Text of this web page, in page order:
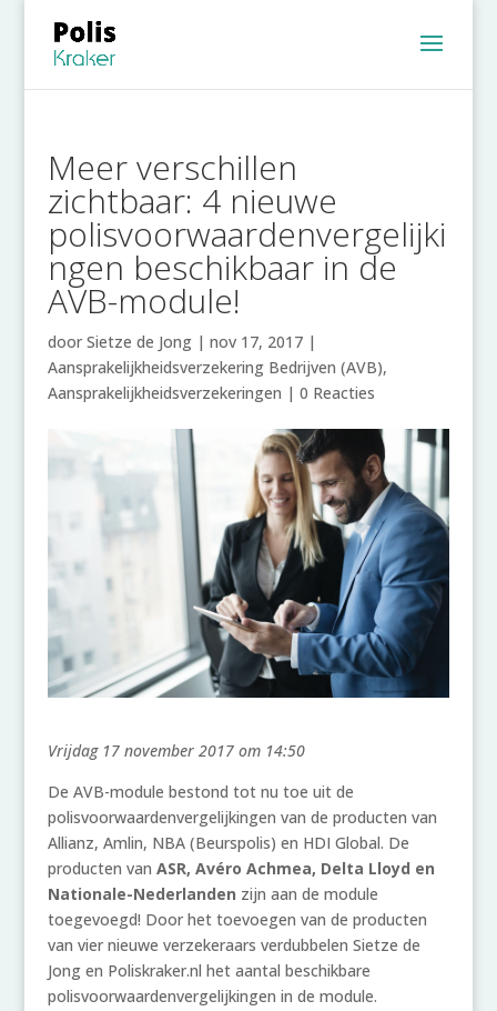
Meer verschillen
zichtbaar: 4 nieuwe
polisvoorwaardenvergelijki
ngen beschikbaar in de
AVB-module!
door Sietze de Jong| nov 17, 2017|
Aansprakelijkheidsverzekering Bedrijven (AVB),
Aansprakelijkheidsverzekeringen | 0 Reacties
Vrijdag 17 november 2017 om 14:50
De AVB-module bestond tot nu toe uit de
polisvoorwaardenvergelijkingen van de producten van
Allianz, Amlin, NBA (Beurspolis) en HDI Global. De
producten van ASR, Avéro Achmea, Delta Lloyd en
Nationale-Nederlanden zijn aan de module
toegevoegd! Door het toevoegen van de producten
van vier nieuwe verzekeraars verdubbelen Sietze de
Jong en Poliskraker.nl het aantal beschikbare
polisvoorwaardenvergelijkingen in de module.